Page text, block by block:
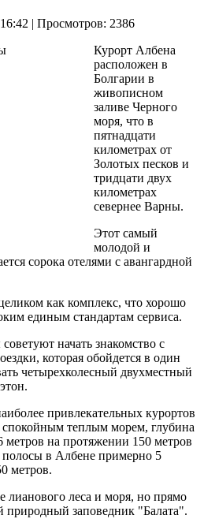
| Просмотров: 2386
Курорт Албена
расположен в
Болгарии в
живописном
заливе Черного
моря, что в
пятнадцати
километрах от
Золотых песков и
тридцати двух
километрах
севернее Варны.
Этот самый
молодой и
сорока отелями с авангардной
как комплекс, что хорошо
единым стандартам сервиса.
начать знакомство с
которая обойдется в один
четырехколесный двухместный
привлекательных курортов
спокойным теплым морем, глубина
метров на протяжении 150 метров
в Албене примерно 5
метров.
лианового леса и моря, но прямо
природный заповедник "Балата".